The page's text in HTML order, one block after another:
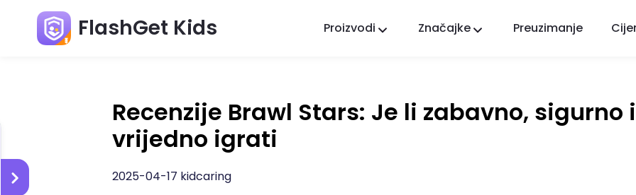
FlashGet Kids Proizvodi
FlashGet Finder
Sigurnost protiv krađe vašeg telefona, naša
Značajke Preuzimanje
Recenzije Brawl Stars: Je li zabavno, sigurno i
vrijedno igrati
2025-04-17 kidcaring